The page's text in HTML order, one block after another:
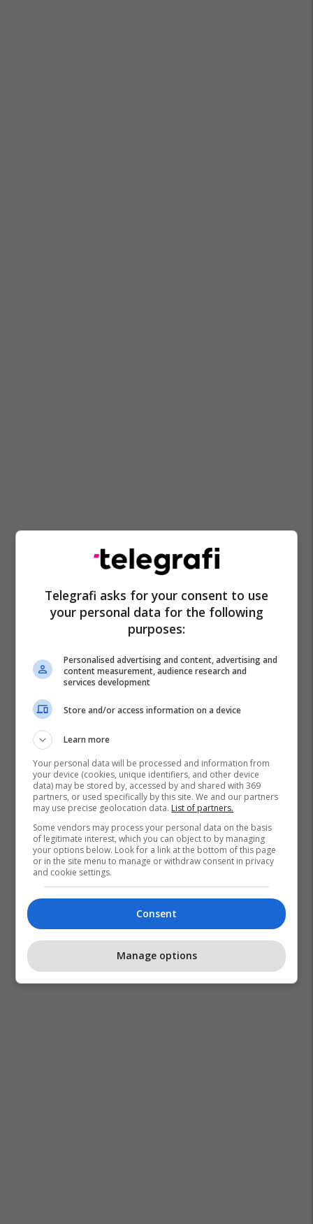
Derivatet E Naftës Në Maqedoni
Telegrafi asks for your consent to use
your personal data for the following
purposes:
Personalised advertising and content, advertising and
content measurement, audience research and
services development
Store and/or access information on a device
Learn more
Your personal data will be processed and information from
your device (cookies, unique identifiers, and other device
data) may be stored by, accessed by and shared with 369
partners, or used specifically by this site. We and our partners
may use precise geolocation data. List of partners.
Some vendors may process your personal data on the basis
of legitimate interest, which you can object to by managing
your options below. Look for a link at the bottom of this page
or in the site menu to manage or withdraw consent in privacy
and cookie settings.
Consent
Manage options